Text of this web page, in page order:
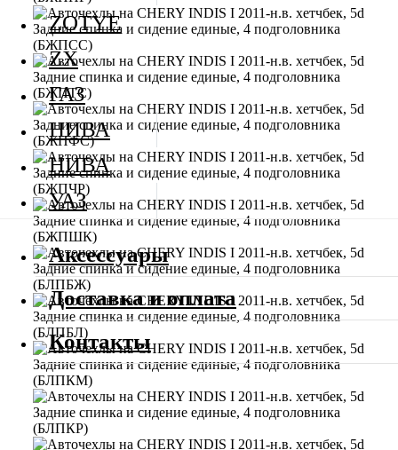
ZOTYE
ZX
ГАЗ
НИВА
НИВА
УАЗ
Аксессуары
Доставка и оплата
Контакты